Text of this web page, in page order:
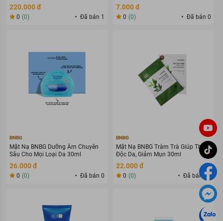
220.000 đ
0 (0) Đã bán 1
7.000 đ
0 (0) Đã bán 0
BNBG
Mặt Nạ BNBG Dưỡng Ẩm Chuyên
Sâu Cho Mọi Loại Da 30ml
26.000 đ
0 (0) Đã bán 0
BNBG
Mặt Nạ BNBG Tràm Trà Giúp Thải
Độc Da, Giảm Mụn 30ml
22.000 đ
0 (0) Đã bán 10